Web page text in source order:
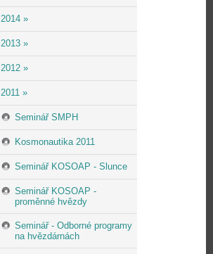
2014 »
2013 »
2012 »
2011 »
Seminář SMPH
Kosmonautika 2011
Seminář KOSOAP - Slunce
Seminář KOSOAP -
proměnné hvězdy
Seminář - Odborné programy
na hvězdárnách